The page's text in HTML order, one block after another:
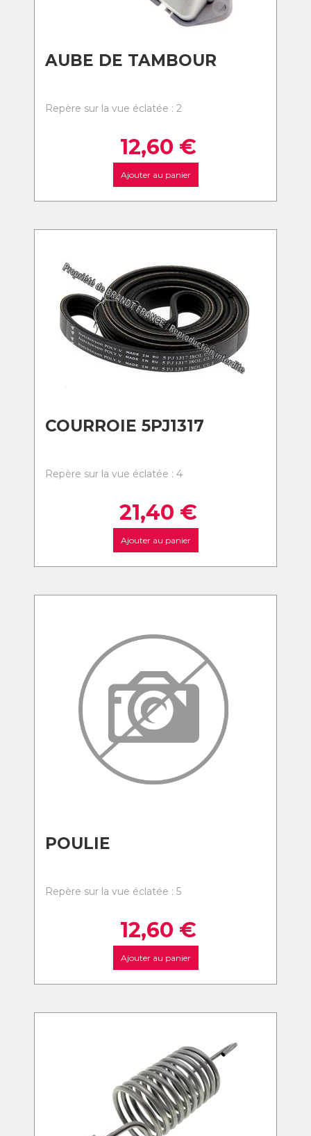
AUBE DE TAMBOUR
Repère sur la vue éclatée : 2
12,60 €
Ajouter au panier
COURROIE 5PJ1317
Repère sur la vue éclatée : 4
21,40 €
Ajouter au panier
POULIE
Repère sur la vue éclatée : 5
12,60 €
Ajouter au panier